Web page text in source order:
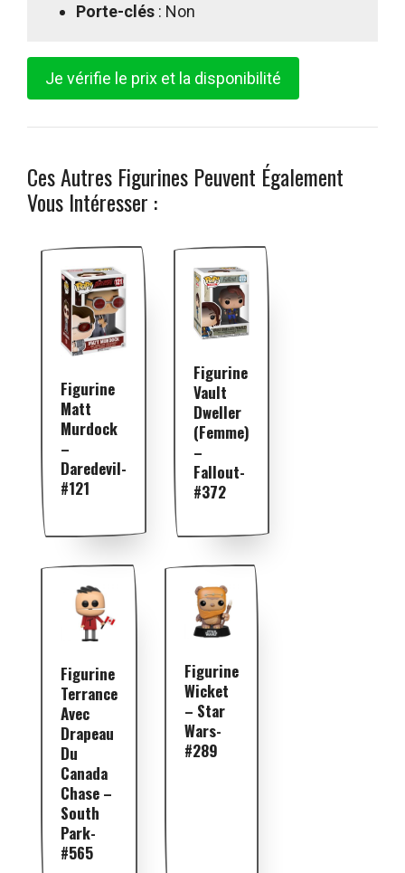
Porte-clés : Non
Je vérifie le prix et la disponibilité
Ces Autres Figurines Peuvent Également
Vous Intéresser :
Figurine
Matt
Murdock
–
Daredevil-
#121
Figurine
Vault
Dweller
(Femme)
–
Fallout-
#372
Figurine
Terrance
Avec
Drapeau
Du
Canada
Chase –
South
Park-
#565
Figurine
Wicket
– Star
Wars-
#289